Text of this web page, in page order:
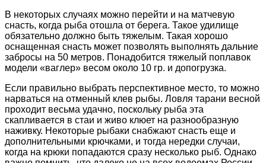
В некоторых случаях можно перейти и на матчевую
снасть, когда рыба отошла от берега. Такое удилище
обязательно должно быть тяжелым. Такая хорошо
оснащенная снасть может позволять выполнять дальние
забросы на 50 метров. Понадобится тяжелый поплавок
модели «ваглер» весом около 10 гр. и допогрузка.
Если правильно выбрать перспективное место, то можно
нарваться на отменный клев рыбы. Ловля тарани весной
проходит весьма удачно, поскольку рыба эта
скапливается в стаи и живо клюет на разнообразную
наживку. Некоторые рыбаки снабжают снасть еще и
дополнительными крючками, и тогда нередки случаи,
когда на крюки попадаются сразу несколько рыб. Однако